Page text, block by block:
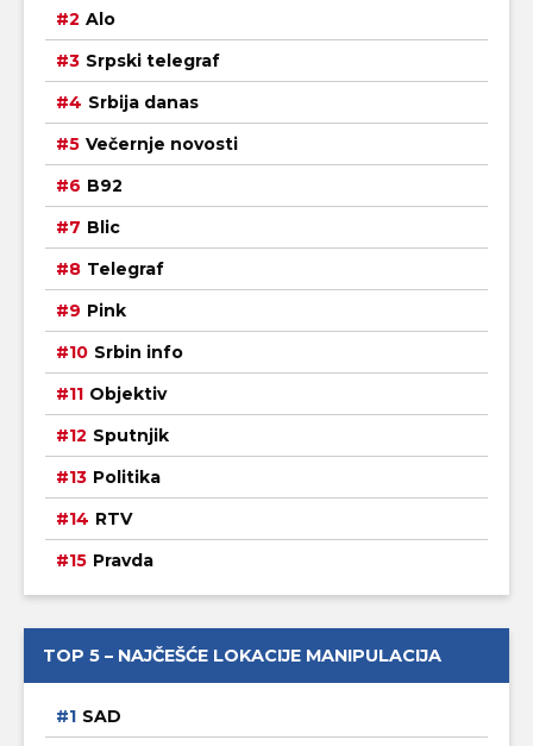
Alo
Srpski telegraf
Srbija danas
Večernje novosti
B92
Blic
Telegraf
Pink
Srbin info
Objektiv
Sputnjik
Politika
RTV
Pravda
TOP 5 – NAJČEŠĆE LOKACIJE MANIPULACIJA
SAD